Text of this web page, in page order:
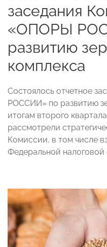
заседания
«ОПОРЫ
развитию
комплекса
Состоялось отчетное
РОССИИ» по развитию
итогам второго
рассмотрели
Комиссии, в том числе
Федеральной